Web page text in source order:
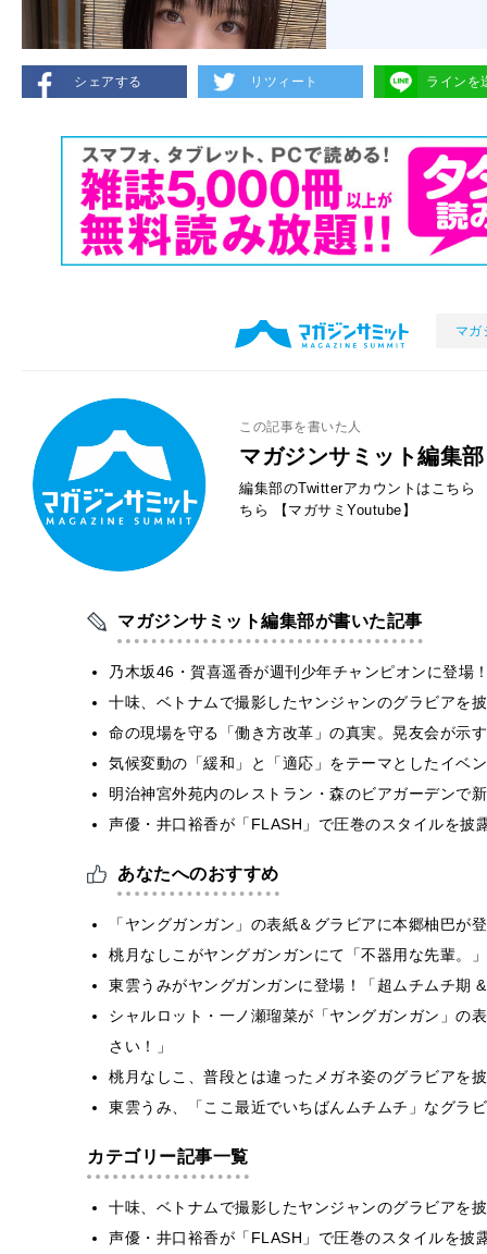
シェアする リツィート ラインを
マガ
この記事を書いた人
マガジンサミット編集部
編集部のTwitterアカウントはこちら
ちら
【マガサミYoutube】
マガジンサミット編集部が書いた記事
乃木坂46・賀喜遥香が週刊少年チャンピオンに登
十味、ベトナムで撮影したヤンジャンのグラビアを
命の現場を守る「働き方改革」の真実。晃友会が示
気候変動の「緩和」と「適応」をテーマとしたイベ
明治神宮外苑内のレストラン・森のビアガーデンで
声優・井口裕香が「FLASH」で圧巻のスタイルを
あなたへのおすすめ
「ヤングガンガン」の表紙＆グラビアに本郷柚巴が
桃月なしこがヤングガンガンにて「不器用な先輩。
東雲うみがヤングガンガンに登場！「超ムチムチ期
シャルロット・一ノ瀬瑠菜が「ヤングガンガン」の
さい！」
桃月なしこ、普段とは違ったメガネ姿のグラビアを
東雲うみ、「ここ最近でいちばんムチムチ」なグラ
カテゴリー記事一覧
十味、ベトナムで撮影したヤンジャンのグラビアを
声優・井口裕香が「FLASH」で圧巻のスタイルを